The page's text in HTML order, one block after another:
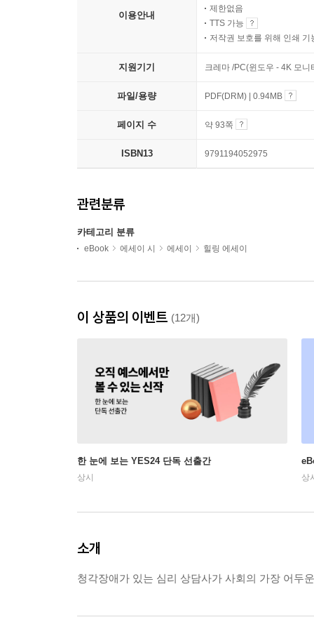
이용안내
제한없음
TTS 가능
저작권 보호를 위해 인쇄 기
지원기기 크레마 /PC(윈도우 - 4K 모
파일/용량 PDF(DRM) | 0.94MB
페이지 수 약 93쪽
ISBN13 9791194052975
관련분류
카테고리 분류
eBook 에세이 시 에세이 힐링 에세이
이 상품의 이벤트 (12개)
한 눈에 보는 YES24 단독 선출간
상시 상
소개
청각장애가 있는 심리 상담사가 사회의 가장 어두